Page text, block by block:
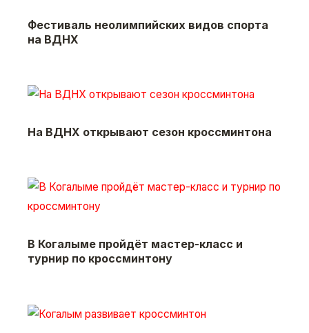
Фестиваль неолимпийских видов спорта
на ВДНХ
На ВДНХ открывают сезон кроссминтона
В Когалыме пройдёт мастер-класс и
турнир по кроссминтону